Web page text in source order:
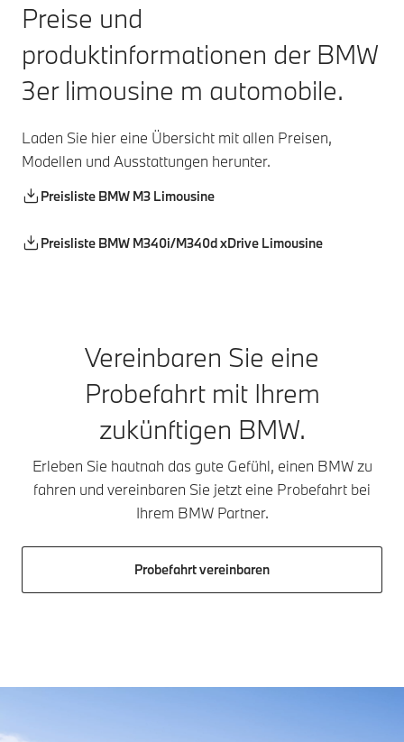
Preise und
produktinformationen der BMW
3er limousine m automobile.
Laden Sie hier eine Übersicht mit allen Preisen,
Modellen und Ausstattungen herunter.
Preisliste BMW M3 Limousine
Preisliste BMW M340i/M340d xDrive Limousine
Vereinbaren Sie eine
Probefahrt mit Ihrem
zukünftigen BMW.
Erleben Sie hautnah das gute Gefühl, einen BMW zu
fahren und vereinbaren Sie jetzt eine Probefahrt bei
Ihrem BMW Partner.
Probefahrt vereinbaren